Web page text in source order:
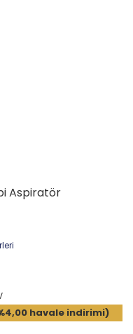
Aspiratör
havale indirimi)